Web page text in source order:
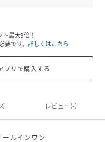
最大3倍！
です。 詳しくはこちら
リで購入する
レビュー(-)
ールインワン